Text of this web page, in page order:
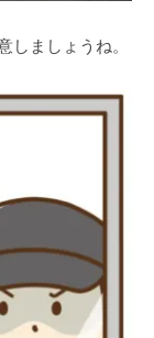
しましょうね。